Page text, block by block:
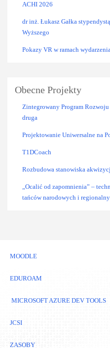
ACHI 2026
dr inż. Łukasz Gałka
Wyższego
Pokazy VR w ramach
Obecne Projekty
Zintegrowany Program
druga
Projektowanie Uniwersalne na
T1DCoach
Rozbudowa stanowiska
„Ocalić od zapomnienia” –
tańców narodowych i
MOODLE
EDUROAM
MICROSOFT AZURE DEV TOOLS
JCSI
ZASOBY